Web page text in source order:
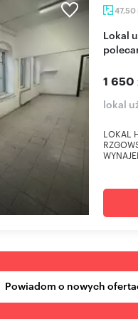
47,50
Lokal usługowy 47,5 m² przy Rzgowskiej -
1 650
lokal
LOKAL
Powiadom o nowych